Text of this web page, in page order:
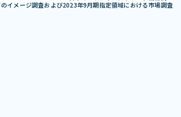
イメージ調査および2023年9月期指定領域における市場調査